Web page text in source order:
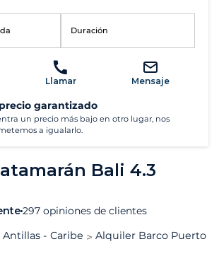
Bali 4.3
297 opiniones de clientes
Antillas - Caribe Alquiler Barco Puerto
Duración
Llamar Mensaje
garantizado
un precio más bajo en otro lugar, nos
a igualarlo.